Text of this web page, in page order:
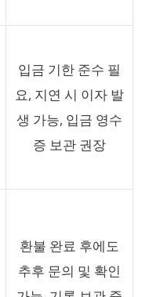
입금 기한 준수 필
요, 지연 시 이자 발
생 가능, 입금 영수
증 보관 권장
환불 완료 후에도
추후 문의 및 확인